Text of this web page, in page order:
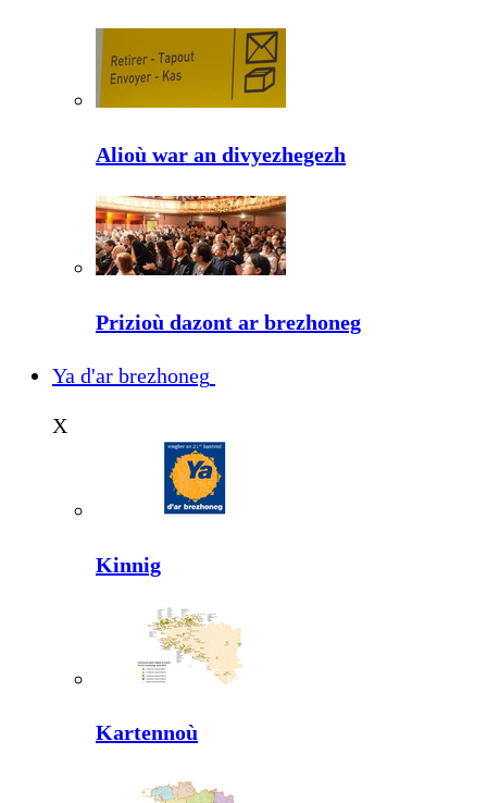
Alioù war an divyezhegezh
Prizioù dazont ar brezhoneg
Ya d'ar brezhoneg
X
Kinnig
Kartennoù